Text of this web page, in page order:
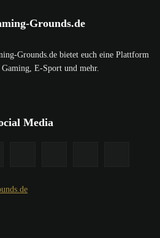
Grounds.de
Grounds.de bietet euch eine Plattform
E-Sport und mehr.
Media